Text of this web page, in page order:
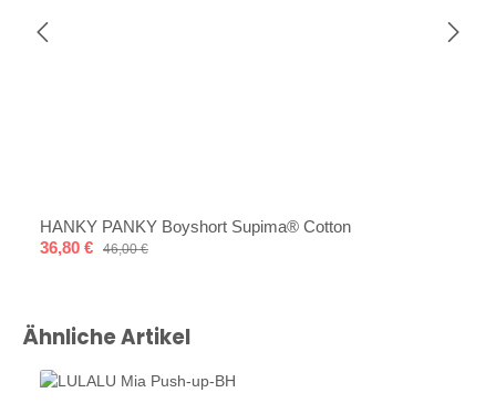
HANKY PANKY Boyshort Supima® Cotton
Verkaufspreis:
36,80 € Regulärer Preis:
46,00 €
Produktgalerie überspringen
Ähnliche Artikel